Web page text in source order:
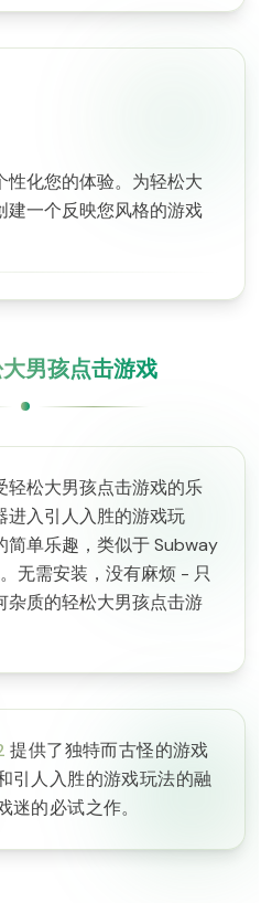
性化您的体验。为轻松大
建一个反映您风格的游戏
男孩点击游戏
轻松大男孩点击游戏的乐
进入引人入胜的游戏玩
简单乐趣，类似于 Subway
无需安装，没有麻烦 - 只
杂质的轻松大男孩点击游
提供了独特而古怪的游戏
引人入胜的游戏玩法的融
的必试之作。